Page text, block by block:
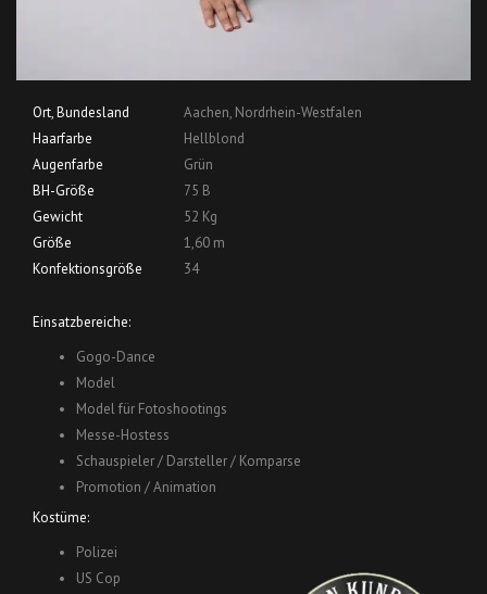
Ort, Bundesland
Aachen, Nordrhein-Westfalen
Haarfarbe
Hellblond
Augenfarbe
Grün
BH-Größe
75 B
Gewicht
52 Kg
Größe
1,60 m
Konfektionsgröße
34
Einsatzbereiche:
Gogo-Dance
Model
Model für Fotoshootings
Messe-Hostess
Schauspieler / Darsteller / Komparse
Promotion / Animation
Kostüme:
Polizei
US Cop